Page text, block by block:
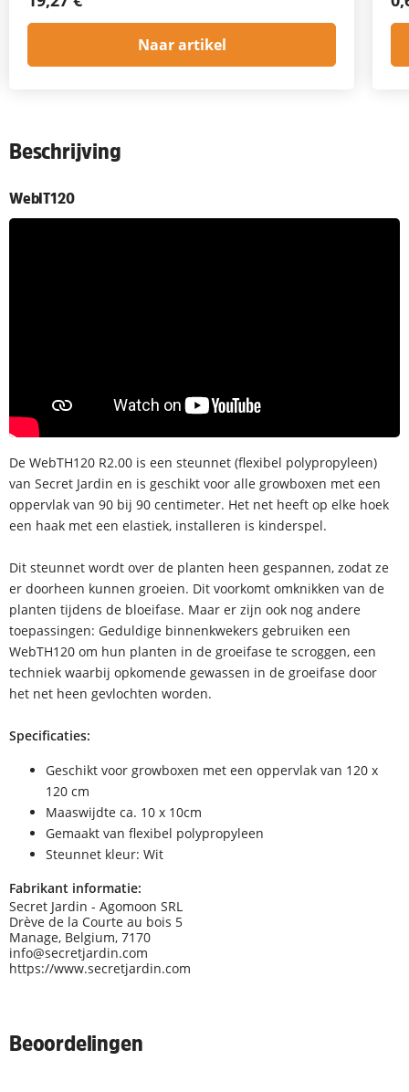
Naar artikel
Beschrijving
WebIT120
De WebTH120 R2.00 is een steunnet (flexibel polypropyleen)
van Secret Jardin en is geschikt voor alle growboxen met een
oppervlak van 90 bij 90 centimeter. Het net heeft op elke hoek
een haak met een elastiek, installeren is kinderspel.
Dit steunnet wordt over de planten heen gespannen, zodat ze
er doorheen kunnen groeien. Dit voorkomt omknikken van de
planten tijdens de bloeifase. Maar er zijn ook nog andere
toepassingen: Geduldige binnenkwekers gebruiken een
WebTH120 om hun planten in de groeifase te scroggen, een
techniek waarbij opkomende gewassen in de groeifase door
het net heen gevlochten worden.
Specificaties:
Geschikt voor growboxen met een oppervlak van 120 x
120 cm
Maaswijdte ca. 10 x 10cm
Gemaakt van flexibel polypropyleen
Steunnet kleur: Wit
Fabrikant informatie:
Secret Jardin - Agomoon SRL
Drève de la Courte au bois 5
Manage, Belgium, 7170
info@secretjardin.com
https://www.secretjardin.com
Beoordelingen